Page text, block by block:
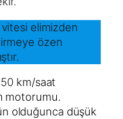
elimizden
özen
km/saat
motorumu.
olduğunca düşük